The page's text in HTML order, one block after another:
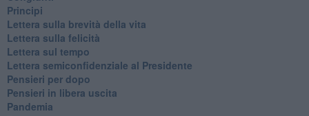
Principi
​Lettera sulla brevità della vita
​Lettera sulla felicità
​Lettera sul tempo
Lettera semiconfidenziale al Presidente
Pensieri per dopo
​Pensieri in libera uscita
Pandemia